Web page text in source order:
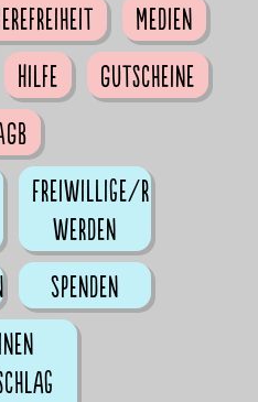
Medien
Hilfe
Gutscheine
Freiwillige/r
werden
Spenden